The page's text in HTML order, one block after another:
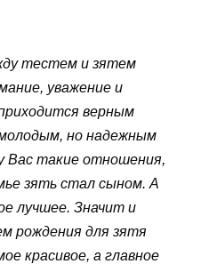
тестем и зятем
уважение и
верным
но надежным
Вас такие отношения,
зять стал сыном. А
лучшее. Значит и
рождения для зятя
красивое, а главное